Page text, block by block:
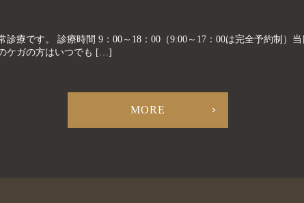
診療です。 診療時間 9：00～18：00（9:00～17：00は完全予約制）
ケガの方はいつでも […]
MORE